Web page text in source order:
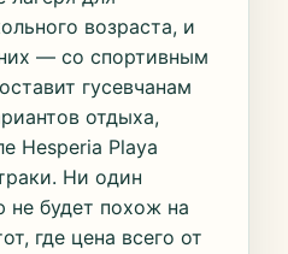
возраста, и
— со спортивным
гусевчанам
отдыха,
Hesperia Playa
Ни один
будет похож на
где цена всего от